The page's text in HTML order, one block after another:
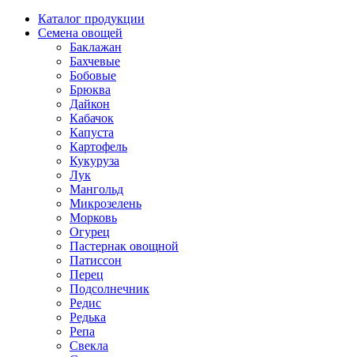
Каталог продукции
Семена овощей
Баклажан
Бахчевые
Бобовые
Брюква
Дайкон
Кабачок
Капуста
Картофель
Кукуруза
Лук
Мангольд
Микрозелень
Морковь
Огурец
Пастернак овощной
Патиссон
Перец
Подсолнечник
Редис
Редька
Репа
Свекла